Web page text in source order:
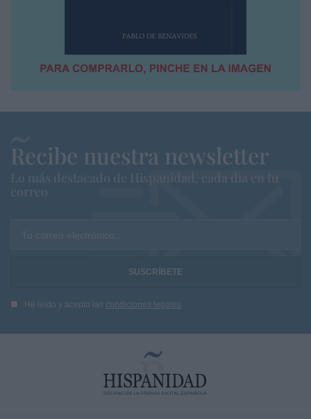
Recibe nuestra newsletter
Lo más destacado de Hispanidad, cada dia en tu
correo
Tu correo electrónico...
He leído y acepto las condiciones legales